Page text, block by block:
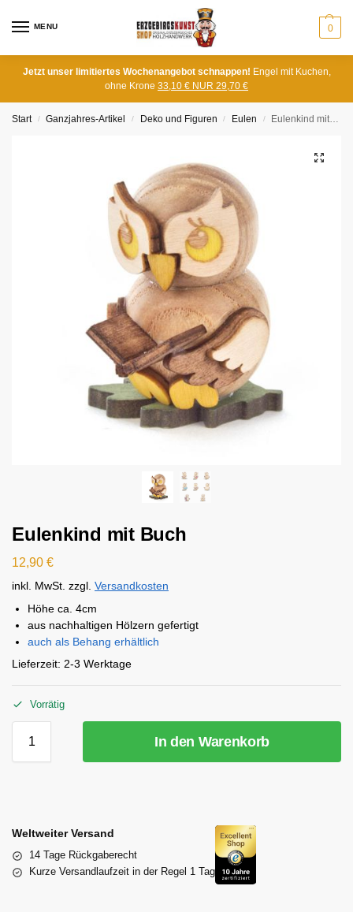
MENU 0
Jetzt unser limitiertes Wochenangebot schnappen! Engel mit Kuchen,
ohne Krone 33,10 € NUR 29,70 €
Start / Ganzjahres-Artikel / Deko und Figuren / Eulen / Eulenkind mit Buch
Eulenkind mit Buch
12,90 €
inkl. MwSt. zzgl. Versandkosten
Höhe ca. 4cm
aus nachhaltigen Hölzern gefertigt
auch als Behang erhältlich
Lieferzeit: 2-3 Werktage
Vorrätig
In den Warenkorb
Weltweiter Versand
14 Tage Rückgaberecht
Kurze Versandlaufzeit in der Regel 1 Tag